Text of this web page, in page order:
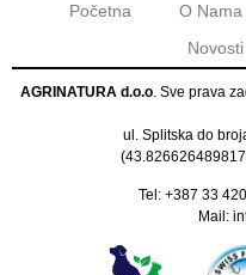
Početna O Nama
Novosti
AGRINATURA d.o.o. Sve prava
ul. Splitska do
(
Tel: +387 33
Mail: